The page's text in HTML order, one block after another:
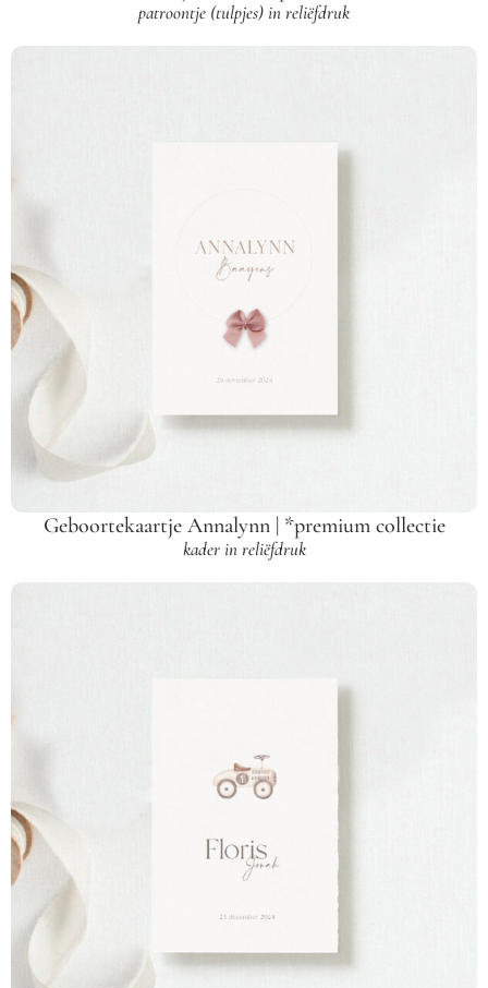
patroontje (tulpjes) in reliëfdruk
Geboortekaartje Annalynn | *premium collectie
kader in reliëfdruk